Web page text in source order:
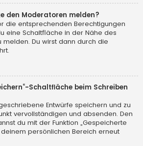
den Moderatoren melden?
die entsprechenden Berechtigungen
eine Schaltfläche in der Nähe des
melden. Du wirst dann durch die
Schaltfläche beim Schreiben
Entwürfe speichern und zu
vervollständigen und absenden. Den
du mit der Funktion „Gespeicherte
deinem persönlichen Bereich erneut